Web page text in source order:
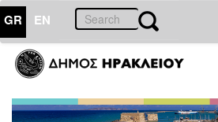
GR EN
ΔΗΜΟΣ
Δελτία
Τύπου